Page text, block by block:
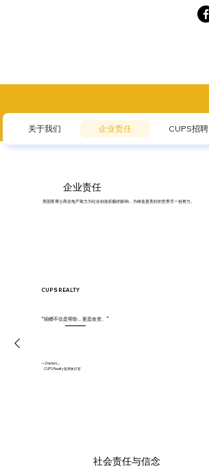
企业责任
美国客博士商业地产致力为社会创造积极的影响，为铸造更美好的世界尽一份努力。
关于我们 企业责任 CUPS招聘
CUPS REALTY
“捐赠不仅是帮助，更是改变。”
— Daniel L.,
CUPS Realty首席执行官
社会责任与信念